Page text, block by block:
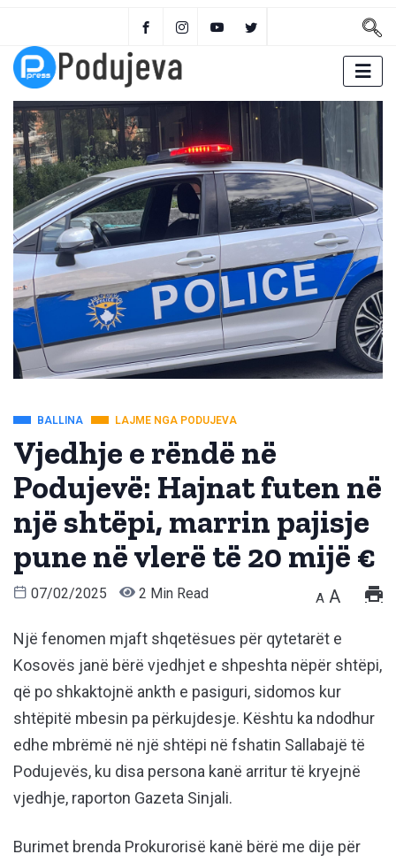
BALLINA LAJME NGA PODUJEVA
Vjedhje e rëndë në
Podujevë: Hajnat futen në
një shtëpi, marrin pajisje
pune në vlerë të 20 mijë €
07/02/2025 2 Min Read A A
Një fenomen mjaft shqetësues për qytetarët e
Kosovës janë bërë vjedhjet e shpeshta nëpër shtëpi,
që po shkaktojnë ankth e pasiguri, sidomos kur
shtëpitë mbesin pa përkujdesje. Kështu ka ndodhur
edhe mbrëmë në një shtëpi në fshatin Sallabajë të
Podujevës, ku disa persona kanë arritur të kryejnë
vjedhje, raporton Gazeta Sinjali.
Burimet brenda Prokurorisë kanë bërë me dije për